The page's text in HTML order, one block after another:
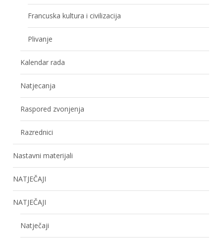
Francuska kultura i civilizacija
Plivanje
Kalendar rada
Natjecanja
Raspored zvonjenja
Razrednici
Nastavni materijali
NATJEČAJI
NATJEČAJI
Natječaji